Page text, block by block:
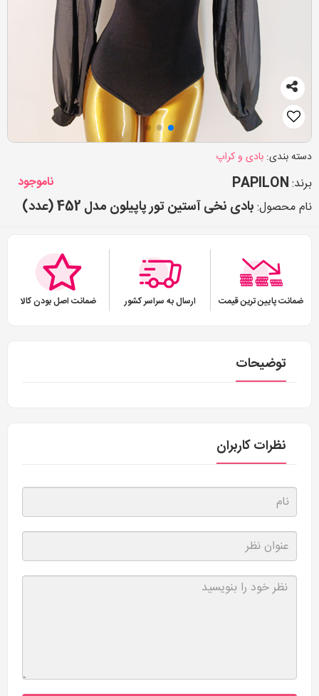
دسته بندی: بادی و کراپ
برند:PAPILON
ناموجود
نام محصول:بادی نخی آستین تور پاپیلون مدل 452 (عدد)
ضمانت پایین ترین قیمت ارسال به سراسر کشور ضمانت اصل بودن کالا
توضیحات
نظرات کاربران